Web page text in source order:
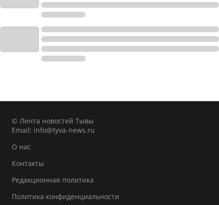
© Лента новостей Тывы
Email: info@tyva-news.ru
О нас
Контакты
Редакционная политика
Политика конфиденциальности